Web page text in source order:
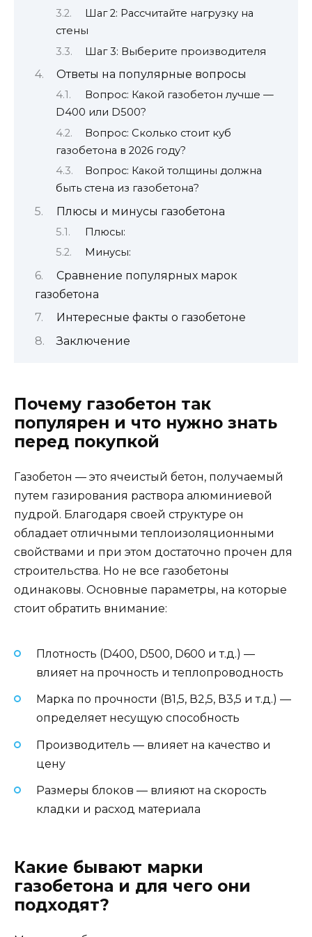
Шаг 2: Рассчитайте нагрузку на
стены
Шаг 3: Выберите производителя
Ответы на популярные вопросы
Вопрос: Какой газобетон лучше —
D400 или D500?
Вопрос: Сколько стоит куб
газобетона в 2026 году?
Вопрос: Какой толщины должна
быть стена из газобетона?
Плюсы и минусы газобетона
Плюсы:
Минусы:
Сравнение популярных марок
газобетона
Интересные факты о газобетоне
Заключение
Почему газобетон так
популярен и что нужно знать
перед покупкой
Газобетон — это ячеистый бетон, получаемый
путем газирования раствора алюминиевой
пудрой. Благодаря своей структуре он
обладает отличными теплоизоляционными
свойствами и при этом достаточно прочен для
строительства. Но не все газобетоны
одинаковы. Основные параметры, на которые
стоит обратить внимание:
Плотность (D400, D500, D600 и т.д.) —
влияет на прочность и теплопроводность
Марка по прочности (В1,5, В2,5, В3,5 и т.д.) —
определяет несущую способность
Производитель — влияет на качество и
цену
Размеры блоков — влияют на скорость
кладки и расход материала
Какие бывают марки
газобетона и для чего они
подходят?